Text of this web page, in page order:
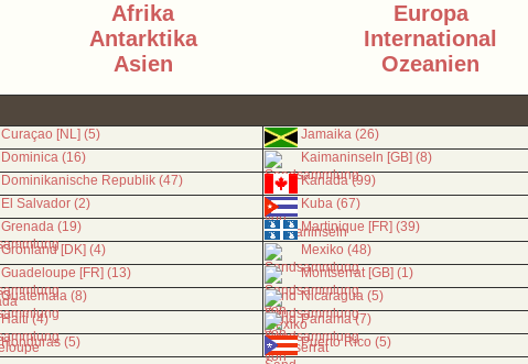
Afrika Europa
Antarktika
International
Asien
Ozeanien
Curaçao [NL] (5) Jamaika (26)
Dominica (16) Kaimaninseln [GB] (8)
Dominikanische Republik (47) Kanada (99)
El Salvador (2) Kuba (67)
Grenada (19) Martinique [FR] (39)
Grönland [DK] (4) Mexiko (48)
Guadeloupe [FR] (13) Montserrat [GB] (1)
Guatemala (8) Nicaragua (5)
Haiti (4) Panama (7)
Honduras (5) Puerto Rico (5)